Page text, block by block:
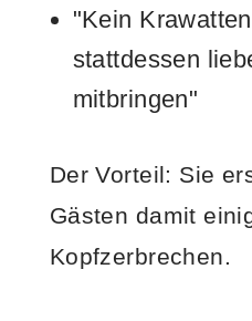
"Kein
stattdessen
mitbringen"
Der Vorteil: Sie
Gästen damit
Kopfzerbrechen.